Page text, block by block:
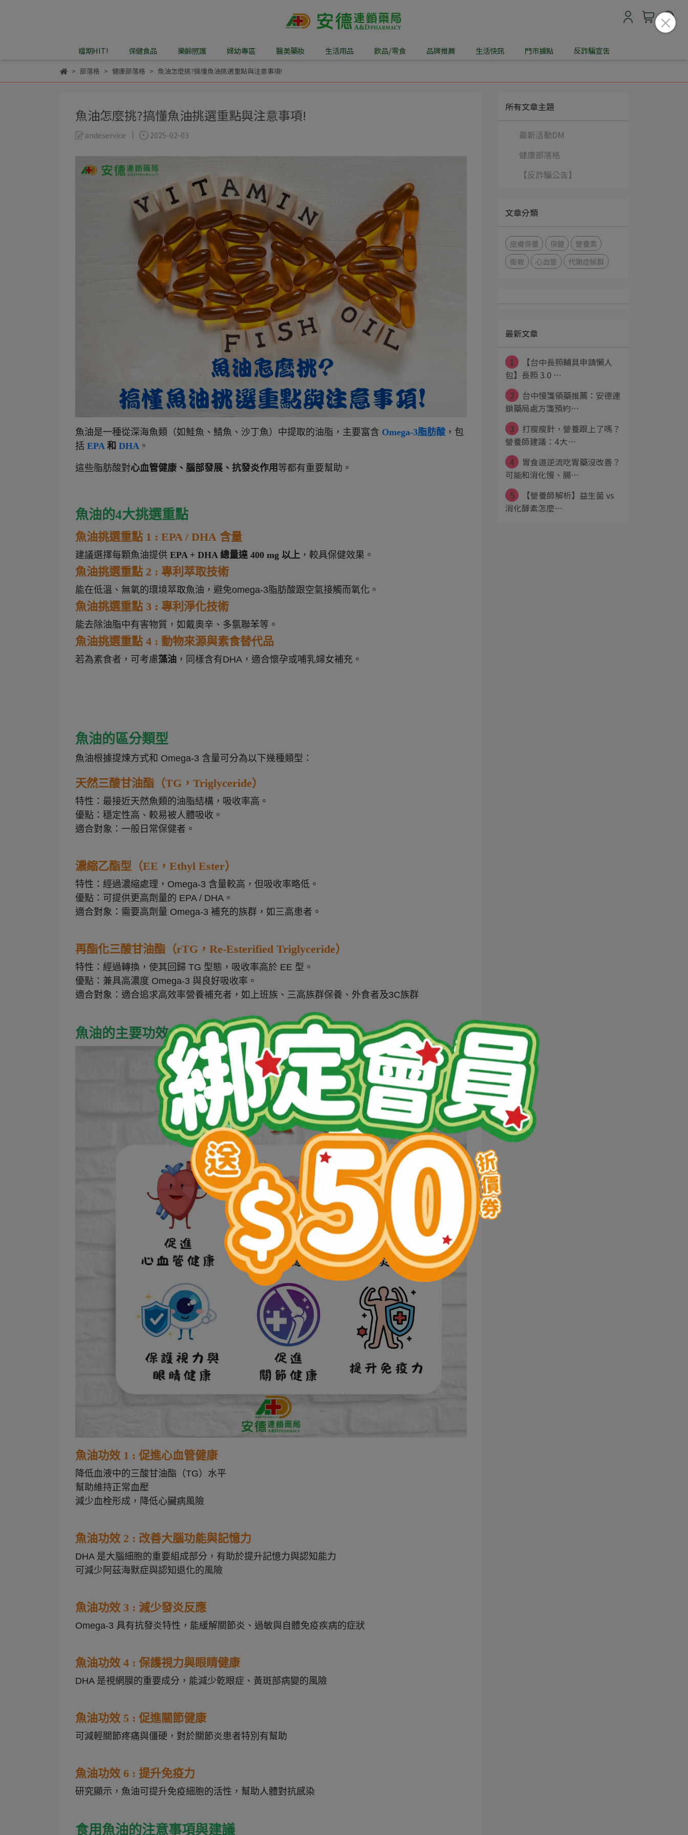
檔期HIT! 保健食品 樂齡照護 婦幼專區 醫美藥妝 生活用品 飲品/零食 品牌推薦 生活快訊 門市據點 反詐騙宣告
部落格 健康部落格 魚油怎麼挑?搞懂魚油挑選重點與注意事項!
魚油怎麼挑?搞懂魚油挑選重點與注意事項!
andeservice 2025-02-03
魚油是一種從深海魚類（如鮭魚、鯖魚、沙丁魚）中提取的油脂， 主要富含 Omega-3脂肪酸 ，包
括 EPA和 DHA 。
這些脂肪酸對心血管健康、腦部發展、抗發炎作用 等都有重要幫助。
魚油的4大挑選重點
魚油挑選重點 1 : EPA / DHA 含量
建議選擇每顆魚油提供 EPA + DHA 總量達 400 mg 以上 ，較具保健效果。
魚油挑選重點 2 : 專利萃取技術
能在低溫、無氧的環境萃取魚油，避免omega-3脂肪酸跟空氣接觸而氧化。
魚油挑選重點 3 : 專利淨化技術
能去除油脂中有害物質，如戴奧辛、多氯聯苯等。
魚油挑選重點 4 : 動物來源與素食替代品
若為素食者，可考慮藻油 ，同樣含有DHA，適合懷孕或哺乳婦女補充。
魚油的區分類型
魚油根據提煉方式和 Omega-3 含量可分為以下幾種類型：
天然三酸甘油酯（TG，Triglyceride）
特性：最接近天然魚類的油脂結構，吸收率高。
優點：穩定性高、較易被人體吸收。
適合對象：一般日常保健者。
濃縮乙酯型（EE，Ethyl Ester）
特性：經過濃縮處理，Omega-3 含量較高，但吸收率略低。
優點：可提供更高劑量的 EPA / DHA。
適合對象：需要高劑量 Omega-3 補充的族群，如三高患者。
再酯化三酸甘油酯（rTG，Re-Esterified Triglyceride）
特性：經過轉換，使其回歸 TG 型態，吸收率高於 EE 型。
優點：兼具高濃度 Omega-3 與良好吸收率。
適合對象：適合追求高效率營養補充者，如上班族、三高族群保養、外食者及3C族群
魚油的主要功效
魚油功效 1 : 促進心血管健康
降低血液中的三酸甘油酯（TG）水平
幫助維持正常血壓
減少血栓形成，降低心臟病風險
魚油功效 2 : 改善大腦功能與記憶力
DHA 是大腦細胞的重要組成部分，有助於提升記憶力與認知能力
可減少阿茲海默症與認知退化的風險
魚油功效 3 : 減少發炎反應
Omega-3 具有抗發炎特性，能緩解關節炎、過敏與自體免疫疾病的症狀
魚油功效 4 : 保護視力與眼睛健康
DHA 是視網膜的重要成分，能減少乾眼症、黃斑部病變的風險
魚油功效 5 : 促進關節健康
可減輕關節疼痛與僵硬，對於關節炎患者特別有幫助
魚油功效 6 : 提升免疫力
研究顯示，魚油可提升免疫細胞的活性，幫助人體對抗感染
食用魚油的注意事項與建議
所有文章主題
最新活動DM
健康部落格
【反詐騙公告】
文章分類
皮膚保養 保健
營養素
衛教
心血管 代謝症候群
最新文章
1
【台中長照輔具申請懶人
包】長照 3.0 ⋯
2
台中慢箋領藥推薦：安德連
鎖藥局處方箋預約⋯
3
打瘦瘦針，營養跟上了嗎？
營養師建議：4大⋯
4
胃食道逆流吃胃藥沒改善？
可能和消化慢、腸⋯
5
【營養師解析】益生菌 vs
消化酵素怎麼⋯